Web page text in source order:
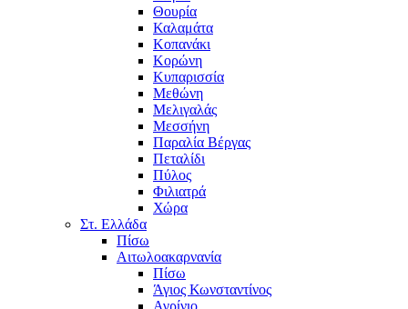
Θουρία
Καλαμάτα
Κοπανάκι
Κορώνη
Κυπαρισσία
Μεθώνη
Μελιγαλάς
Μεσσήνη
Παραλία Βέργας
Πεταλίδι
Πύλος
Φιλιατρά
Χώρα
Στ. Ελλάδα
Πίσω
Αιτωλοακαρνανία
Πίσω
Άγιος Κωνσταντίνος
Αγρίνιο